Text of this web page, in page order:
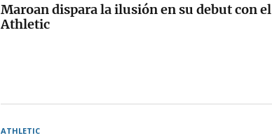
Maroan dispara la ilusión en su debut con el
Athletic
ATHLETIC